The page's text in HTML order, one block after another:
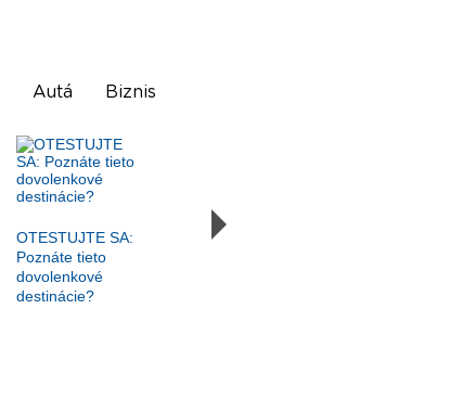
Autá Biznis
OTESTUJTE SA:
Poznáte tieto
dovolenkové
destinácie?